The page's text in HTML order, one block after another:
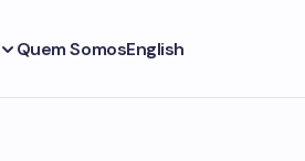
Quem SomosEnglish